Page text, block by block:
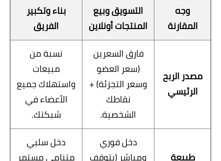
وجه
المقارنة
التسويق وبيع
المنتجات أونلاين
بناء وتكبير
الفريق
مصدر الربح
الرئيسي
فارق السعرين
(سعر العضو
وسعر التجزئة) +
نقاطك
الشخصية.
نسبة من
مبيعات
واستهلاك جميع
الأعضاء في
شبكتك.
طبيعة
دخل فوري
ومباشر (يتوقف
دخل سلبي
متنامي مستمر